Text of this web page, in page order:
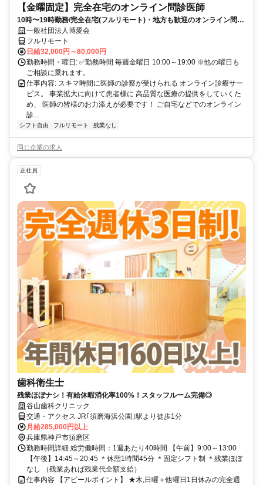
【金曜固定】完全在宅のオンライン問診医師
10時〜19時勤務/完全在宅(フルリモート)・地方も歓迎のオンライン問診
業務一般社団法人博愛会
フルリモート
日給32,000円～80,000円
勤務時間・曜日: ✅勤務時間 毎週金曜日 10:00～19:00 ※他の曜日も
ご相談に乗れます。
仕事内容: スキマ時間に医師の診察が受けられる オンライン診療サー
ビス。 事業拡大に向けて患者様に 高品質な医療の提供をしていくた
め、 医師の皆様のお力添えが必要です！ ご自宅などでのオンライン
診...
シフト自由 フルリモート 残業なし
同じ企業の求人
正社員
歯科衛生士
残業ほぼナシ！有給休暇消化率100%！スタッフルーム完備◎
谷山歯科クリニック
交通・アクセス JR｢須磨海浜公園｣駅より徒歩1分
月給285,000円以上
兵庫県神戸市須磨区
勤務時間詳細 総労働時間：1週あたり40時間 【午前】9:00～13:00
【午後】14:45～20:45 ＊休憩1時間45分 ＊固定シフト制 ＊残業ほぼ
なし （残業あれば残業代全額支給）
仕事内容 【アピールポイント】 ★木,日曜＋他曜日1日休みの完全週